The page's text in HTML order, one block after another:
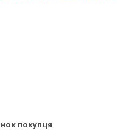
покупця